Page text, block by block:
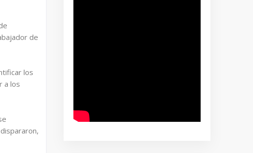
de
los
a los